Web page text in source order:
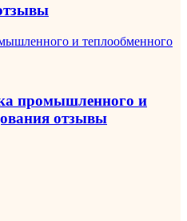
и теплообменного
промышленного и
отзывы